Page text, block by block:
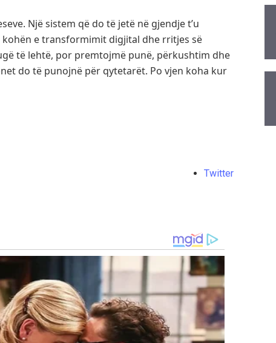
Një sistem që do të jetë në gjendje t’u
e transformimit digjital dhe rritjes së
të lehtë, por premtojmë punë, përkushtim dhe
do të punojnë për qytetarët. Po vjen koha kur
Twitter